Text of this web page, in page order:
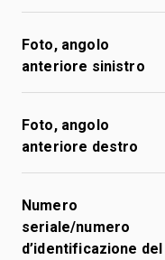
Foto, angolo
anteriore sinistro
Foto, angolo
anteriore destro
Numero
seriale/numero
d’identificazione del